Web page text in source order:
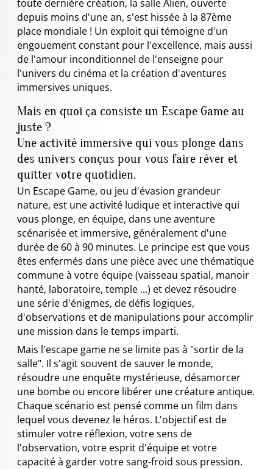
toute dernière création, la salle Alien, ouverte
depuis moins d'une an, s'est hissée à la 87ème
place mondiale ! Un exploit qui témoigne d'un
engouement constant pour l'excellence, mais aussi
de l'amour inconditionnel de l'enseigne pour
l'univers du cinéma et la création d'aventures
immersives uniques.
Mais en quoi ça consiste un Escape Game au
juste ?
Une activité immersive qui vous plonge dans
des univers conçus pour vous faire rêver et
quitter votre quotidien.
Un Escape Game, ou jeu d'évasion grandeur
nature, est une activité ludique et interactive qui
vous plonge, en équipe, dans une aventure
scénarisée et immersive, généralement d'une
durée de 60 à 90 minutes. Le principe est que vous
êtes enfermés dans une pièce avec une thématique
commune à votre équipe (vaisseau spatial, manoir
hanté, laboratoire, temple ...) et devez résoudre
une série d'énigmes, de défis logiques,
d'observations et de manipulations pour accomplir
une mission dans le temps imparti.
Mais l'escape game ne se limite pas à "sortir de la
salle". Il s'agit souvent de sauver le monde,
résoudre une enquête mystérieuse, désamorcer
une bombe ou encore libérer une créature antique.
Chaque scénario est pensé comme un film dans
lequel vous devenez le héros. L'objectif est de
stimuler votre réflexion, votre sens de
l'observation, votre esprit d'équipe et votre
capacité à garder votre sang-froid sous pression.